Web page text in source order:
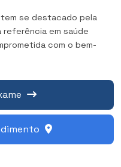
tem se destacado pela
referência em saúde
com o bem-